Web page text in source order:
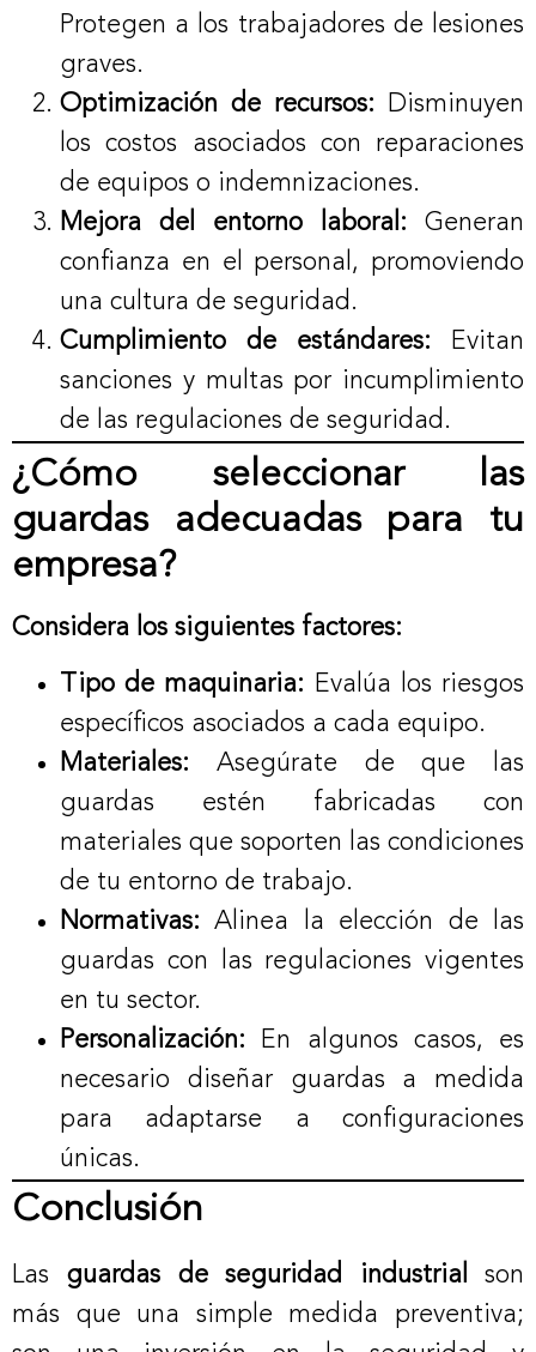
Protegen a los trabajadores de lesiones
graves.
Optimización de recursos: Disminuyen
los costos asociados con reparaciones
de equipos o indemnizaciones.
Mejora del entorno laboral: Generan
confianza en el personal, promoviendo
una cultura de seguridad.
Cumplimiento de estándares: Evitan
sanciones y multas por incumplimiento
de las regulaciones de seguridad.
¿Cómo seleccionar las
guardas adecuadas para tu
empresa?
Considera los siguientes factores:
Tipo de maquinaria: Evalúa los riesgos
específicos asociados a cada equipo.
Materiales: Asegúrate de que las
guardas estén fabricadas con
materiales que soporten las condiciones
de tu entorno de trabajo.
Normativas: Alinea la elección de las
guardas con las regulaciones vigentes
en tu sector.
Personalización: En algunos casos, es
necesario diseñar guardas a medida
para adaptarse a configuraciones
únicas.
Conclusión
Las guardas de seguridad industrial son
más que una simple medida preventiva;